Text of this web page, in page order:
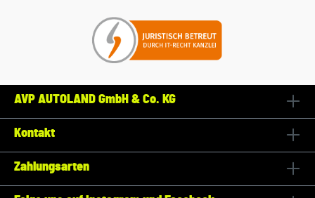
AVP AUTOLAND GmbH & Co. KG
Kontakt
Zahlungsarten